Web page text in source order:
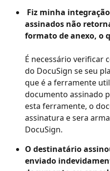
assinados não
formato de anexo, o
​É necessário verificar
do DocuSign se seu
que é a ferramente
documento assinado
esta ferramente, o
assinatura e sera
DocuSign.
O destinatário
enviado